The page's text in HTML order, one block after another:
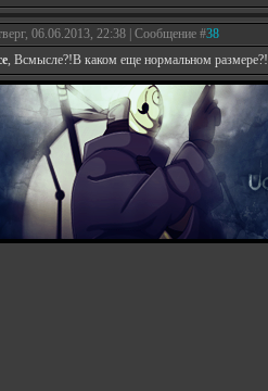
06.06.2013, 22:38 | Сообщение #38
, Всмысле?!В каком еще нормальном размере?!